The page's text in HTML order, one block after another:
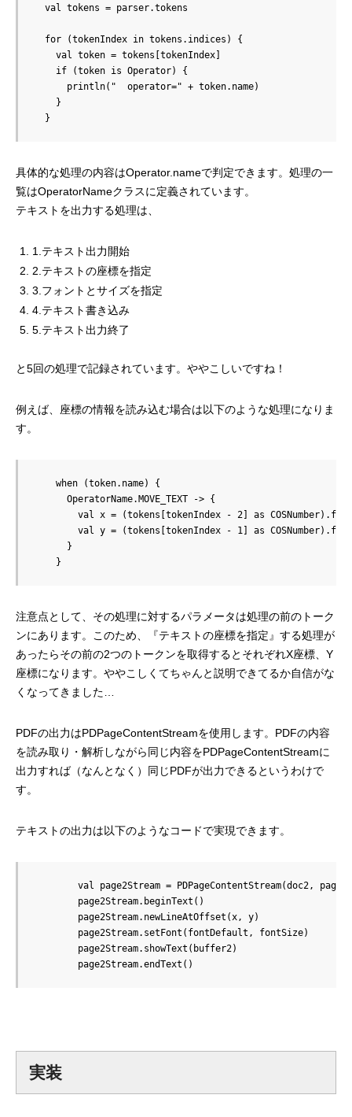
  val tokens = parser.tokens
  for (tokenIndex in tokens.indices) {
    val token = tokens[tokenIndex]
    if (token is Operator) {
      println("  operator=" + token.name)
    }
  }
具体的な処理の内容はOperator.nameで判定できます。処理の一
覧はOperatorNameクラスに定義されています。
テキストを出力する処理は、
1.テキスト出力開始
2.テキストの座標を指定
3.フォントとサイズを指定
4.テキスト書き込み
5.テキスト出力終了
と5回の処理で記録されています。ややこしいですね！
例えば、座標の情報を読み込む場合は以下のような処理になりま
す。
    when (token.name) {
      OperatorName.MOVE_TEXT -> {
val x = (tokens[tokenIndex - 2] as
val y = (tokens[tokenIndex - 1] as
      }
    }
注意点として、その処理に対するパラメータは処理の前のトーク
ンにあります。このため、『テキストの座標を指定』する処理が
あったらその前の2つのトークンを取得するとそれぞれX座標、Y
座標になります。ややこしくてちゃんと説明できてるか自信がな
くなってきました…
PDFの出力はPDPageContentStreamを使用します。PDFの内容
を読み取り・解析しながら同じ内容をPDPageContentStreamに
出力すれば（なんとなく）同じPDFが出力できるというわけで
す。
テキストの出力は以下のようなコードで実現できます。
        val page2Stream = PDPageContentStream(doc2, page2)
        page2Stream.beginText()
        page2Stream.newLineAtOffset(x, y)
        page2Stream.setFont(fontDefault, fontSize)
        page2Stream.showText(buffer2)
        page2Stream.endText()
実装